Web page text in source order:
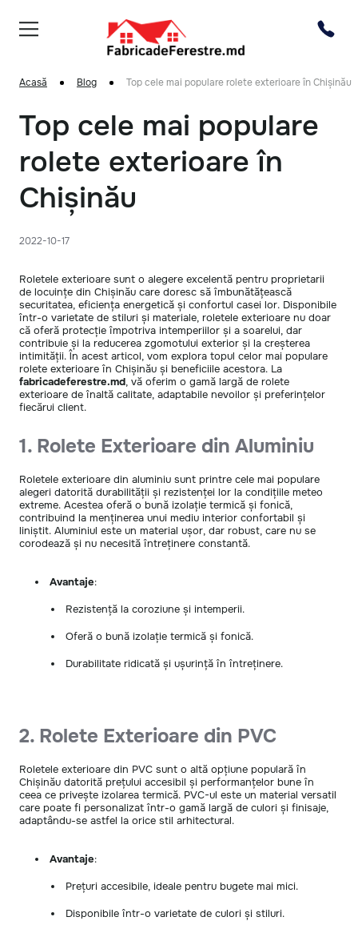
Acasă Blog Top cele mai populare rolete exterioare în Chișinău
Top cele mai populare
rolete exterioare în
Chișinău
2022-10-17
Roletele exterioare sunt o alegere excelentă pentru proprietarii
de locuințe din Chișinău care doresc să îmbunătățească
securitatea, eficiența energetică și confortul casei lor. Disponibile
într-o varietate de stiluri și materiale, roletele exterioare nu doar
că oferă protecție împotriva intemperiilor și a soarelui, dar
contribuie și la reducerea zgomotului exterior și la creșterea
intimității. În acest articol, vom explora topul celor mai populare
rolete exterioare în Chișinău și beneficiile acestora. La
fabricadeferestre.md, vă oferim o gamă largă de rolete
exterioare de înaltă calitate, adaptabile nevoilor și preferințelor
fiecărui client.
1. Rolete Exterioare din Aluminiu
Roletele exterioare din aluminiu sunt printre cele mai populare
alegeri datorită durabilității și rezistenței lor la condițiile meteo
extreme. Acestea oferă o bună izolație termică și fonică,
contribuind la menținerea unui mediu interior confortabil și
liniștit. Aluminiul este un material ușor, dar robust, care nu se
corodează și nu necesită întreținere constantă.
Avantaje:
Rezistență la coroziune și intemperii.
Oferă o bună izolație termică și fonică.
Durabilitate ridicată și ușurință în întreținere.
2. Rolete Exterioare din PVC
Roletele exterioare din PVC sunt o altă opțiune populară în
Chișinău datorită prețului accesibil și performanțelor bune în
ceea ce privește izolarea termică. PVC-ul este un material versatil
care poate fi personalizat într-o gamă largă de culori și finisaje,
adaptându-se astfel la orice stil arhitectural.
Avantaje:
Prețuri accesibile, ideale pentru bugete mai mici.
Disponibile într-o varietate de culori și stiluri.